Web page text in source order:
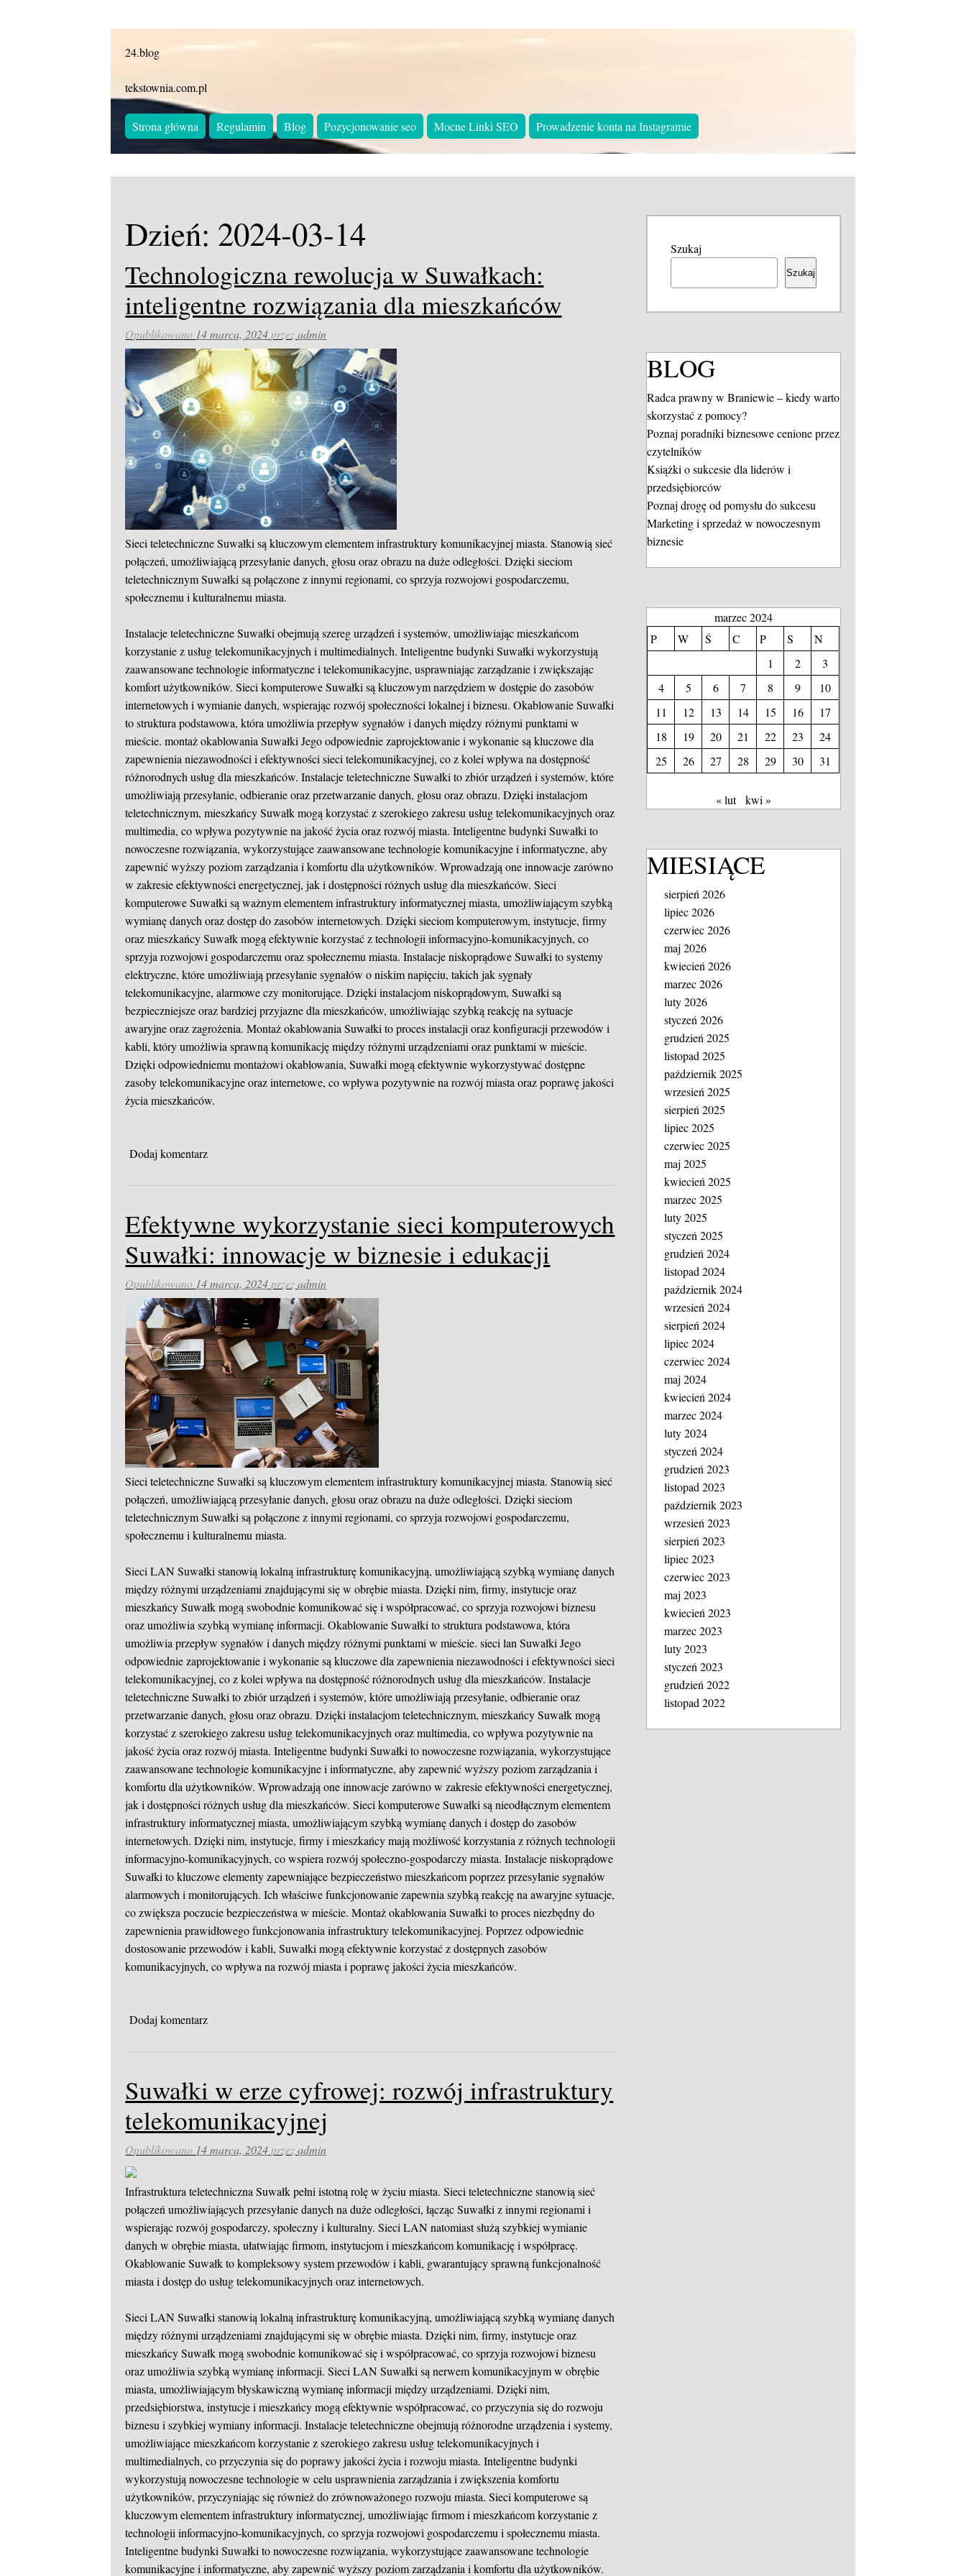
24.blog
tekstownia.com.pl
Strona główna Regulamin Blog Pozycjonowanie seo Mocne Linki SEO Prowadzenie konta na Instagramie
Dzień: 2024-03-14
Technologiczna rewolucja w Suwałkach:
inteligentne rozwiązania dla mieszkańców
Opublikowano 14 marca, 2024 przezadmin
Sieci teletechniczne Suwałki są kluczowym elementem infrastruktury komunikacyjnej miasta. Stanowią sieć
połączeń, umożliwiającą przesyłanie danych, głosu oraz obrazu na duże odległości. Dzięki sieciom
teletechnicznym Suwałki są połączone z innymi regionami, co sprzyja rozwojowi gospodarczemu,
społecznemu i kulturalnemu miasta.
Instalacje teletechniczne Suwałki obejmują szereg urządzeń i systemów, umożliwiając mieszkańcom
korzystanie z usług telekomunikacyjnych i multimedialnych. Inteligentne budynki Suwałki wykorzystują
zaawansowane technologie informatyczne i telekomunikacyjne, usprawniając zarządzanie i zwiększając
komfort użytkowników. Sieci komputerowe Suwałki są kluczowym narzędziem w dostępie do zasobów
internetowych i wymianie danych, wspierając rozwój społeczności lokalnej i biznesu. Okablowanie Suwałki
to struktura podstawowa, która umożliwia przepływ sygnałów i danych między różnymi punktami w
mieście.montaż okablowania Suwałki Jego odpowiednie zaprojektowanie i wykonanie są kluczowe dla
zapewnienia niezawodności i efektywności sieci telekomunikacyjnej, co z kolei wpływa na dostępność
różnorodnych usług dla mieszkańców. Instalacje teletechniczne Suwałki to zbiór urządzeń i systemów, które
umożliwiają przesyłanie, odbieranie oraz przetwarzanie danych, głosu oraz obrazu. Dzięki instalacjom
teletechnicznym, mieszkańcy Suwałk mogą korzystać z szerokiego zakresu usług telekomunikacyjnych oraz
multimedia, co wpływa pozytywnie na jakość życia oraz rozwój miasta. Inteligentne budynki Suwałki to
nowoczesne rozwiązania, wykorzystujące zaawansowane technologie komunikacyjne i informatyczne, aby
zapewnić wyższy poziom zarządzania i komfortu dla użytkowników. Wprowadzają one innowacje zarówno
w zakresie efektywności energetycznej, jak i dostępności różnych usług dla mieszkańców. Sieci
komputerowe Suwałki są ważnym elementem infrastruktury informatycznej miasta, umożliwiającym szybką
wymianę danych oraz dostęp do zasobów internetowych. Dzięki sieciom komputerowym, instytucje, firmy
oraz mieszkańcy Suwałk mogą efektywnie korzystać z technologii informacyjno-komunikacyjnych, co
sprzyja rozwojowi gospodarczemu oraz społecznemu miasta. Instalacje niskoprądowe Suwałki to systemy
elektryczne, które umożliwiają przesyłanie sygnałów o niskim napięciu, takich jak sygnały
telekomunikacyjne, alarmowe czy monitorujące. Dzięki instalacjom niskoprądowym, Suwałki są
bezpieczniejsze oraz bardziej przyjazne dla mieszkańców, umożliwiając szybką reakcję na sytuacje
awaryjne oraz zagrożenia. Montaż okablowania Suwałki to proces instalacji oraz konfiguracji przewodów i
kabli, który umożliwia sprawną komunikację między różnymi urządzeniami oraz punktami w mieście.
Dzięki odpowiedniemu montażowi okablowania, Suwałki mogą efektywnie wykorzystywać dostępne
zasoby telekomunikacyjne oraz internetowe, co wpływa pozytywnie na rozwój miasta oraz poprawę jakości
życia mieszkańców.
Dodaj komentarz
Efektywne wykorzystanie sieci komputerowych
Suwałki: innowacje w biznesie i edukacji
Opublikowano 14 marca, 2024 przezadmin
Sieci teletechniczne Suwałki są kluczowym elementem infrastruktury komunikacyjnej miasta. Stanowią sieć
połączeń, umożliwiającą przesyłanie danych, głosu oraz obrazu na duże odległości. Dzięki sieciom
teletechnicznym Suwałki są połączone z innymi regionami, co sprzyja rozwojowi gospodarczemu,
społecznemu i kulturalnemu miasta.
Sieci LAN Suwałki stanowią lokalną infrastrukturę komunikacyjną, umożliwiającą szybką wymianę danych
między różnymi urządzeniami znajdującymi się w obrębie miasta. Dzięki nim, firmy, instytucje oraz
mieszkańcy Suwałk mogą swobodnie komunikować się i współpracować, co sprzyja rozwojowi biznesu
oraz umożliwia szybką wymianę informacji. Okablowanie Suwałki to struktura podstawowa, która
umożliwia przepływ sygnałów i danych między różnymi punktami w mieście.sieci lan Suwałki Jego
odpowiednie zaprojektowanie i wykonanie są kluczowe dla zapewnienia niezawodności i efektywności sieci
telekomunikacyjnej, co z kolei wpływa na dostępność różnorodnych usług dla mieszkańców. Instalacje
teletechniczne Suwałki to zbiór urządzeń i systemów, które umożliwiają przesyłanie, odbieranie oraz
przetwarzanie danych, głosu oraz obrazu. Dzięki instalacjom teletechnicznym, mieszkańcy Suwałk mogą
korzystać z szerokiego zakresu usług telekomunikacyjnych oraz multimedia, co wpływa pozytywnie na
jakość życia oraz rozwój miasta. Inteligentne budynki Suwałki to nowoczesne rozwiązania, wykorzystujące
zaawansowane technologie komunikacyjne i informatyczne, aby zapewnić wyższy poziom zarządzania i
komfortu dla użytkowników. Wprowadzają one innowacje zarówno w zakresie efektywności energetycznej,
jak i dostępności różnych usług dla mieszkańców. Sieci komputerowe Suwałki są nieodłącznym elementem
infrastruktury informatycznej miasta, umożliwiającym szybką wymianę danych i dostęp do zasobów
internetowych. Dzięki nim, instytucje, firmy i mieszkańcy mają możliwość korzystania z różnych technologii
informacyjno-komunikacyjnych, co wspiera rozwój społeczno-gospodarczy miasta. Instalacje niskoprądowe
Suwałki to kluczowe elementy zapewniające bezpieczeństwo mieszkańcom poprzez przesyłanie sygnałów
alarmowych i monitorujących. Ich właściwe funkcjonowanie zapewnia szybką reakcję na awaryjne sytuacje,
co zwiększa poczucie bezpieczeństwa w mieście. Montaż okablowania Suwałki to proces niezbędny do
zapewnienia prawidłowego funkcjonowania infrastruktury telekomunikacyjnej. Poprzez odpowiednie
dostosowanie przewodów i kabli, Suwałki mogą efektywnie korzystać z dostępnych zasobów
komunikacyjnych, co wpływa na rozwój miasta i poprawę jakości życia mieszkańców.
Dodaj komentarz
Suwałki w erze cyfrowej: rozwój infrastruktury
telekomunikacyjnej
Opublikowano 14 marca, 2024 przezadmin
Infrastruktura teletechniczna Suwałk pełni istotną rolę w życiu miasta. Sieci teletechniczne stanowią sieć
połączeń umożliwiających przesyłanie danych na duże odległości, łącząc Suwałki z innymi regionami i
wspierając rozwój gospodarczy, społeczny i kulturalny. Sieci LAN natomiast służą szybkiej wymianie
danych w obrębie miasta, ułatwiając firmom, instytucjom i mieszkańcom komunikację i współpracę.
Okablowanie Suwałk to kompleksowy system przewodów i kabli, gwarantujący sprawną funkcjonalność
miasta i dostęp do usług telekomunikacyjnych oraz internetowych.
Sieci LAN Suwałki stanowią lokalną infrastrukturę komunikacyjną, umożliwiającą szybką wymianę danych
między różnymi urządzeniami znajdującymi się w obrębie miasta. Dzięki nim, firmy, instytucje oraz
mieszkańcy Suwałk mogą swobodnie komunikować się i współpracować, co sprzyja rozwojowi biznesu
oraz umożliwia szybką wymianę informacji. Sieci LAN Suwałki są nerwem komunikacyjnym w obrębie
miasta, umożliwiającym błyskawiczną wymianę informacji między urządzeniami. Dzięki nim,
przedsiębiorstwa, instytucje i mieszkańcy mogą efektywnie współpracować, co przyczynia się do rozwoju
biznesu i szybkiej wymiany informacji. Instalacje teletechniczne obejmują różnorodne urządzenia i systemy,
umożliwiające mieszkańcom korzystanie z szerokiego zakresu usług telekomunikacyjnych i
multimedialnych, co przyczynia się do poprawy jakości życia i rozwoju miasta. Inteligentne budynki
wykorzystują nowoczesne technologie w celu usprawnienia zarządzania i zwiększenia komfortu
użytkowników, przyczyniając się również do zrównoważonego rozwoju miasta. Sieci komputerowe są
kluczowym elementem infrastruktury informatycznej, umożliwiając firmom i mieszkańcom korzystanie z
technologii informacyjno-komunikacyjnych, co sprzyja rozwojowi gospodarczemu i społecznemu miasta.
Inteligentne budynki Suwałki to nowoczesne rozwiązania, wykorzystujące zaawansowane technologie
komunikacyjne i informatyczne, aby zapewnić wyższy poziom zarządzania i komfortu dla użytkowników.
Szukaj
Szukaj
BLOG
Radca prawny w Braniewie – kiedy warto
skorzystać z pomocy?
Poznaj poradniki biznesowe cenione przez
czytelników
Książki o sukcesie dla liderów i
przedsiębiorców
Poznaj drogę od pomysłu do sukcesu
Marketing i sprzedaż w nowoczesnym
biznesie
marzec 2024
P
W Ś C P S
N
1
2
3
4
5 6 7 8 9
10
11
12 13 14 15 16
17
18
19 20 21 22 23
24
25
26 27 28 29 30 31
« lut kwi »
MIESIĄCE
sierpień 2026
lipiec 2026
czerwiec 2026
maj 2026
kwiecień 2026
marzec 2026
luty 2026
styczeń 2026
grudzień 2025
listopad 2025
październik 2025
wrzesień 2025
sierpień 2025
lipiec 2025
czerwiec 2025
maj 2025
kwiecień 2025
marzec 2025
luty 2025
styczeń 2025
grudzień 2024
listopad 2024
październik 2024
wrzesień 2024
sierpień 2024
lipiec 2024
czerwiec 2024
maj 2024
kwiecień 2024
marzec 2024
luty 2024
styczeń 2024
grudzień 2023
listopad 2023
październik 2023
wrzesień 2023
sierpień 2023
lipiec 2023
czerwiec 2023
maj 2023
kwiecień 2023
marzec 2023
luty 2023
styczeń 2023
grudzień 2022
listopad 2022